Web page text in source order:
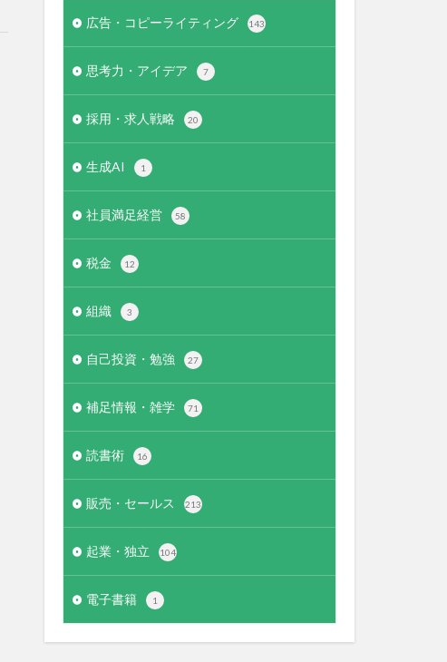
広告・コピーライティング 143
思考力・アイデア 7
採用・求人戦略 20
生成AI 1
社員満足経営 58
税金 12
組織 3
自己投資・勉強 27
補足情報・雑学 71
読書術 16
販売・セールス 213
起業・独立 104
電子書籍 1